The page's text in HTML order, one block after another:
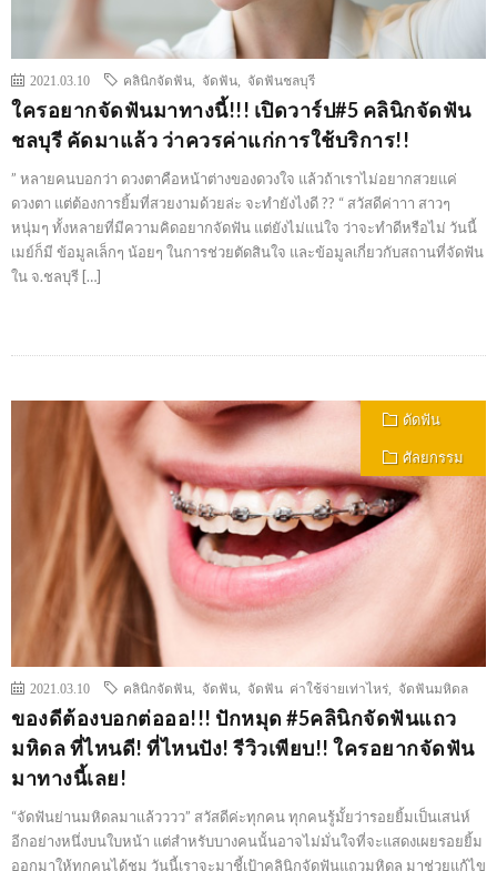
2021.03.10 คลินิกจัดฟัน จัดฟัน จัดฟันชลบุรี
ใครอยากจัดฟันมาทางนี้!!! เปิดวาร์ป#5 คลินิกจัดฟัน
ชลบุรี คัดมาแล้ว ว่าควรค่าแก่การใช้บริการ!!
” หลายคนบอกว่า ดวงตาคือหน้าต่างของดวงใจ แล้วถ้าเราไม่อยากสวยแค่
ดวงตา แต่ต้องการยิ้มที่สวยงามด้วยล่ะ จะทำยังไงดี ?? “ สวัสดีค่าาา สาวๆ
หนุ่มๆ ทั้งหลายที่มีความคิดอยากจัดฟัน แต่ยังไม่แน่ใจ ว่าจะทำดีหรือไม่ วันนี้
เมย์ก็มี ข้อมูลเล็กๆ น้อยๆ ในการช่วยตัดสินใจ และข้อมูลเกี่ยวกับสถานที่จัดฟัน
ใน จ.ชลบุรี […]
ดัดฟัน
ศัลยกรรม
2021.03.10 คลินิกจัดฟัน จัดฟัน จัดฟัน ค่าใช้จ่ายเท่าไหร่ จัดฟันมหิดล
ของดีต้องบอกต่อออ!!! ปักหมุด #5คลินิกจัดฟันแถว
มหิดล ที่ไหนดี! ที่ไหนปัง! รีวิวเพียบ!! ใครอยากจัดฟัน
มาทางนี้เลย!
“จัดฟันย่านมหิดลมาเเล้วววว” สวัสดีค่ะทุกคน ทุกคนรู้มั้ยว่ารอยยิ้มเป็นเสน่ห์
อีกอย่างหนึ่งบนใบหน้า แต่สำหรับบางคนนั้นอาจไม่มั่นใจที่จะแสดงเผยรอยยิ้ม
ออกมาให้ทุกคนได้ชม วันนี้เราจะมาชี้เป้าคลินิกจัดฟันแถวมหิดล มาช่วยแก้ไข